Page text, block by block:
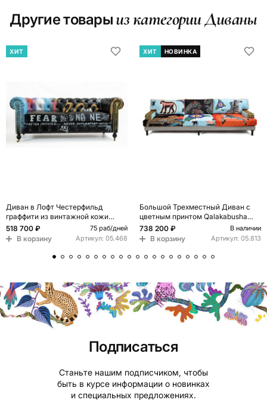
Другие товары из категории Диваны
ХИТ
Диван в Лофт Честерфильд
граффити из винтажной кожи
GRAFFITI PARA Chesterfield
518 700 ₽ 75 раб/дней
В корзину Артикул: 05.468
ХИТ НОВИНКА
Большой Трехместный Диван с
цветным принтом Qalakabusha
Large Sofa
738 200 ₽ В наличии
В корзину Артикул: 05.813
Подписаться
Станьте нашим подписчиком, чтобы
быть в курсе информации о новинках
и специальных предложениях.